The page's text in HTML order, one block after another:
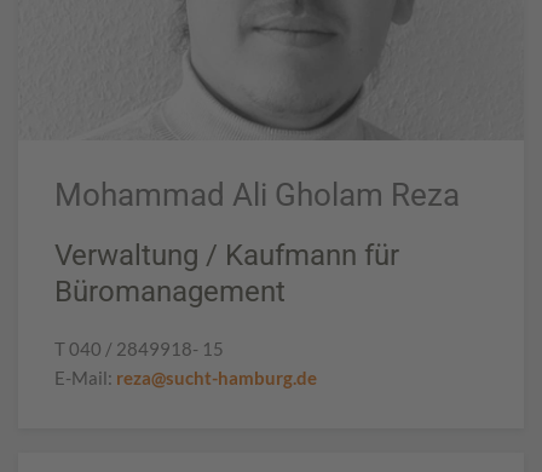
Mohammad Ali Gholam Reza
Verwaltung / Kaufmann für
Büromanagement
T 040 / 2849918- 15
E-Mail: reza@sucht-hamburg.de